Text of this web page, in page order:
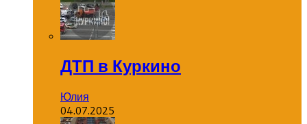
ДТП в Куркино
Юлия
04.07.2025